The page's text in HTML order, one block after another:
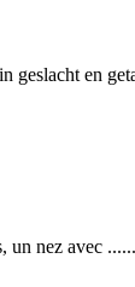
en
nez avec